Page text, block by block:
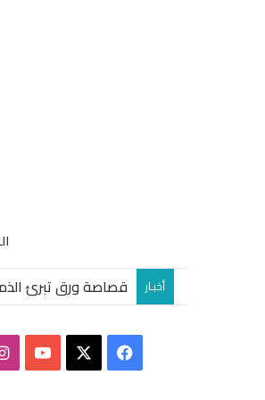
أخبـار قصاصة ورق تبرئ
Facebook